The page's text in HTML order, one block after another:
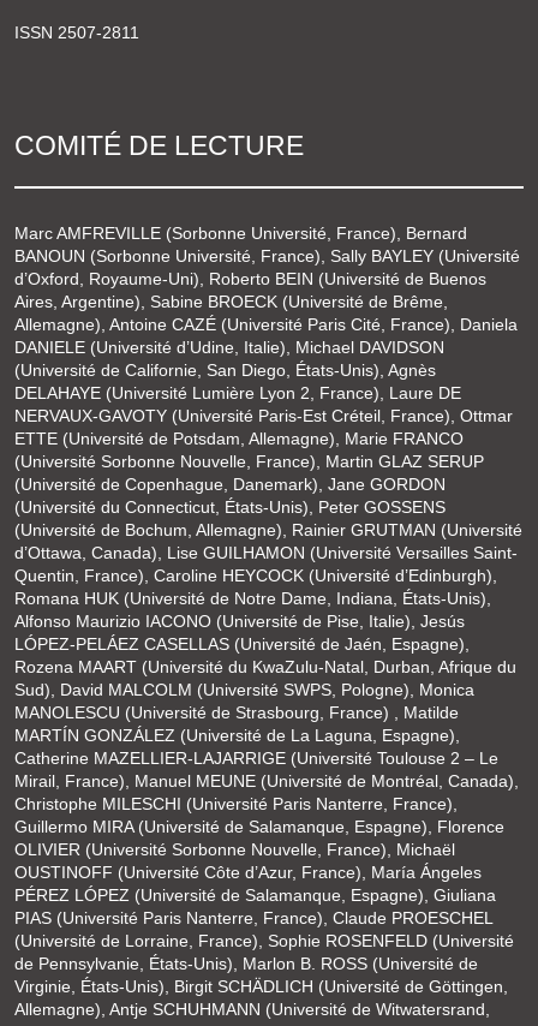
ISSN 2507-2811
COMITÉ DE LECTURE
Marc AMFREVILLE (Sorbonne Université, France), Bernard
BANOUN (Sorbonne Université, France), Sally BAYLEY (Université
d’Oxford, Royaume-Uni), Roberto BEIN (Université de Buenos
Aires, Argentine), Sabine BROECK (Université de Brême,
Allemagne), Antoine CAZÉ (Université Paris Cité, France), Daniela
DANIELE (Université d’Udine, Italie), Michael DAVIDSON
(Université de Californie, San Diego, États-Unis), Agnès
DELAHAYE (Université Lumière Lyon 2, France), Laure DE
NERVAUX-GAVOTY (Université Paris-Est Créteil, France), Ottmar
ETTE (Université de Potsdam, Allemagne), Marie FRANCO
(Université Sorbonne Nouvelle, France), Martin GLAZ SERUP
(Université de Copenhague, Danemark), Jane GORDON
(Université du Connecticut, États-Unis), Peter GOSSENS
(Université de Bochum, Allemagne), Rainier GRUTMAN (Université
d’Ottawa, Canada), Lise GUILHAMON (Université Versailles Saint-
Quentin, France), Caroline HEYCOCK (Université d’Edinburgh),
Romana HUK (Université de Notre Dame, Indiana, États-Unis),
Alfonso Maurizio IACONO (Université de Pise, Italie), Jesús
LÓPEZ-PELÁEZ CASELLAS (Université de Jaén, Espagne),
Rozena MAART (Université du KwaZulu-Natal, Durban, Afrique du
Sud), David MALCOLM (Université SWPS, Pologne), Monica
MANOLESCU (Université de Strasbourg, France) , Matilde
MARTÍN GONZÁLEZ (Université de La Laguna, Espagne),
Catherine MAZELLIER-LAJARRIGE (Université Toulouse 2 – Le
Mirail, France), Manuel MEUNE (Université de Montréal, Canada),
Christophe MILESCHI (Université Paris Nanterre, France),
Guillermo MIRA (Université de Salamanque, Espagne), Florence
OLIVIER (Université Sorbonne Nouvelle, France), Michaël
OUSTINOFF (Université Côte d’Azur, France), María Ángeles
PÉREZ LÓPEZ (Université de Salamanque, Espagne), Giuliana
PIAS (Université Paris Nanterre, France), Claude PROESCHEL
(Université de Lorraine, France), Sophie ROSENFELD (Université
de Pennsylvanie, États-Unis), Marlon B. ROSS (Université de
Virginie, États-Unis), Birgit SCHÄDLICH (Université de Göttingen,
Allemagne), Antje SCHUHMANN (Université de Witwatersrand,